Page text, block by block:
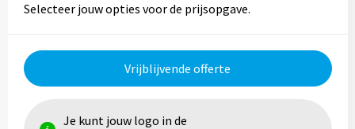
Selecteer jouw opties voor de prijsopgave.
Vrijblijvende offerte
Je kunt jouw logo in de